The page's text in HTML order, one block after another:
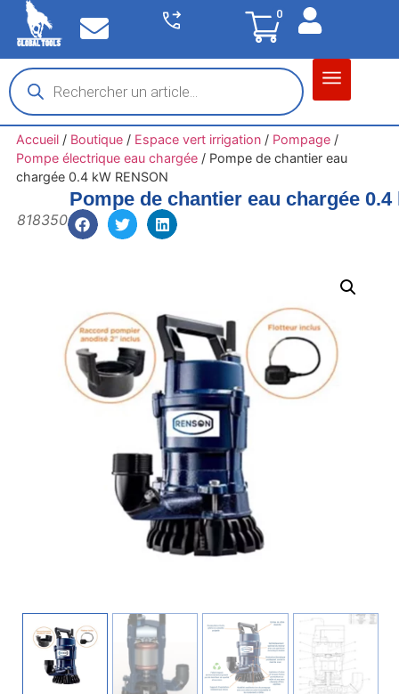
0
Accueil/ Boutique/ Espace vert irrigation/ Pompage/
Pompe électrique eau chargée/ Pompe de chantier eau
chargée 0.4 kW RENSON
Pompe de chantier eau chargée 0.4
818350